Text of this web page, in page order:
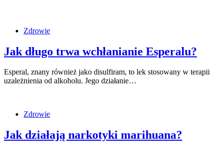
Zdrowie
Jak długo trwa wchłanianie Esperalu?
Esperal, znany również jako disulfiram, to lek stosowany w terapii
uzależnienia od alkoholu. Jego działanie…
Zdrowie
Jak działają narkotyki marihuana?